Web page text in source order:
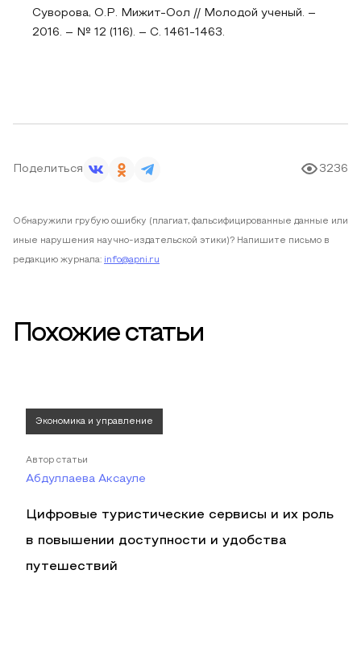
Суворова, О.Р. Мижит-Оол // Молодой ученый. –
2016. – № 12 (116). – С. 1461-1463.
Поделиться 3236
Обнаружили грубую ошибку (плагиат, фальсифицированные данные или
иные нарушения научно-издательской этики)? Напишите письмо в
редакцию журнала: info@apni.ru
Похожие статьи
Экономика и управление
Автор статьи
Абдуллаева Аксауле
Цифровые туристические сервисы и их роль
в повышении доступности и удобства
путешествий